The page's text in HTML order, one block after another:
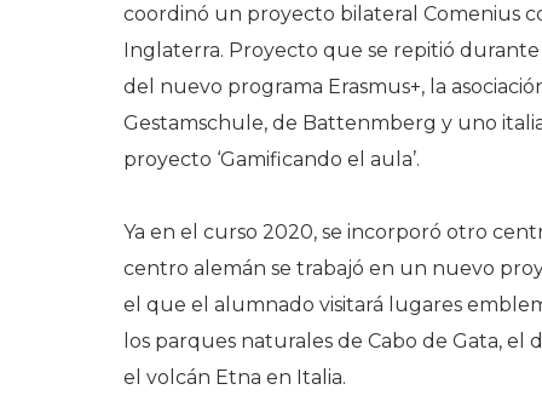
coordinó un proyecto bilateral Comenius
Inglaterra. Proyecto que se repitió durante
del nuevo programa Erasmus+, la
Gestamschule, de Battenmberg y uno
proyecto ‘Gamificando el aula’.
Ya en el curso 2020, se incorporó otro
centro alemán se trabajó en un nuevo
el que el alumnado visitará lugares
los parques naturales de Cabo de Gata, el
el volcán Etna en Italia.